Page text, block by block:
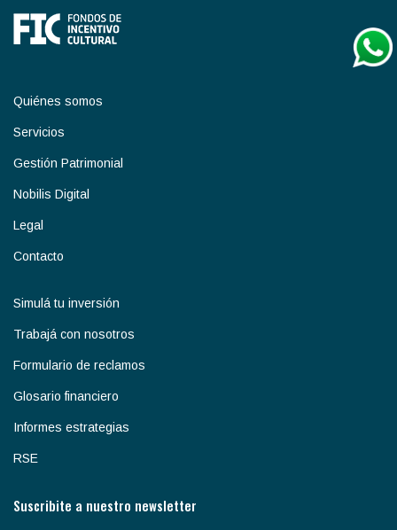
Quiénes somos
Servicios
Gestión Patrimonial
Nobilis Digital
Legal
Contacto
Simulá tu inversión
Trabajá con nosotros
Formulario de reclamos
Glosario financiero
Informes estrategias
RSE
Suscribite a nuestro newsletter